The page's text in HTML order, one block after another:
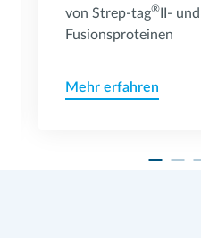
von Strep-tag®II-
Fusionsproteinen
Mehr erfahren